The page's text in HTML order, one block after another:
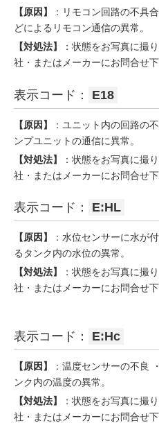
【原因】
：リモコン回路の不具
どによるリモコン通信の異常。
【対処法】
：状態をお写真に撮
社・またはメーカーにお問合せ下
表示コード： E18
【原因】
：ユニット内の回路の
ンプユニットの通信に異常。
【対処法】
：状態をお写真に撮
社・またはメーカーにお問合せ下
表示コード： E:HL
【原因】
：水位センサーに水が
るタンク内の水位の異常。
【対処法】
：状態をお写真に撮
社・またはメーカーにお問合せ下
表示コード： E:Hc
【原因】
：温度センサーの不良
ンク内の温度の異常。
【対処法】
：状態をお写真に撮
社・またはメーカーにお問合せ下